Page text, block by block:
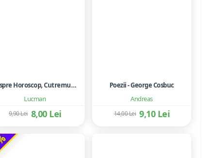
Lucman
Despre Horoscop, Cutremure Si Ghicirea Viitorului
8,00 Lei
9,90 Lei
Andreas
Poezii - George Cosbuc
9,10 Lei
14,00 Lei